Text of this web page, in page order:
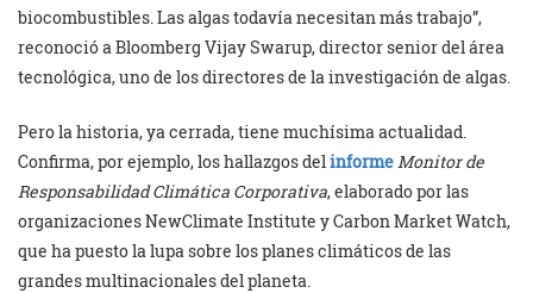
biocombustibles. Las algas todavía necesitan más trabajo”,
reconoció a Bloomberg Vijay Swarup, director senior del área
tecnológica, uno de los directores de la investigación de algas.
Pero la historia, ya cerrada, tiene muchísima actualidad.
Confirma, por ejemplo, los hallazgos delinformeMonitor de
Responsabilidad Climática Corporativa, elaborado por las
organizaciones NewClimate Institute y Carbon Market Watch,
que ha puesto la lupa sobre los planes climáticos de las
grandes multinacionales del planeta.